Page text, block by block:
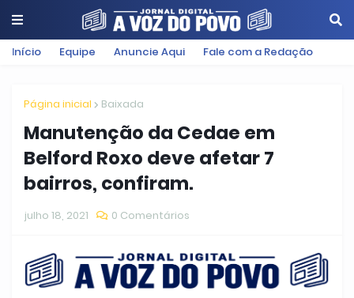
Início Equipe Anuncie Aqui Fale com a Redação
Página inicial Baixada
Manutenção da Cedae em
Belford Roxo deve afetar 7
bairros, confiram.
julho 18, 2021 0 Comentários